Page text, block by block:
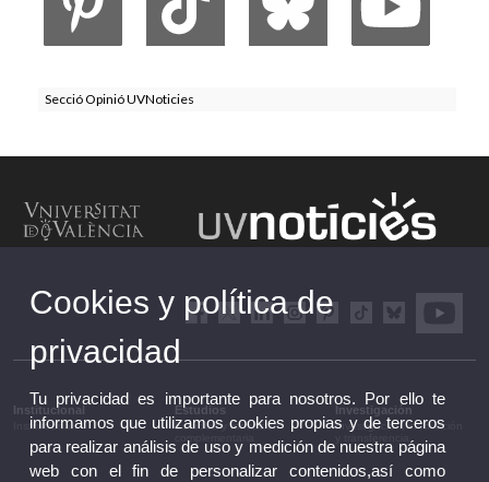
Secció Opinió UVNoticies
Institucional
Institucional
Estudios
Estudios y formación
Investigación
Investigación, innovación
Cookies y política de
privacidad
Tu privacidad es importante para nosotros. Por ello te
informamos que utilizamos cookies propias y de terceros
para realizar análisis de uso y medición de nuestra página
web con el fin de personalizar contenidos,así como